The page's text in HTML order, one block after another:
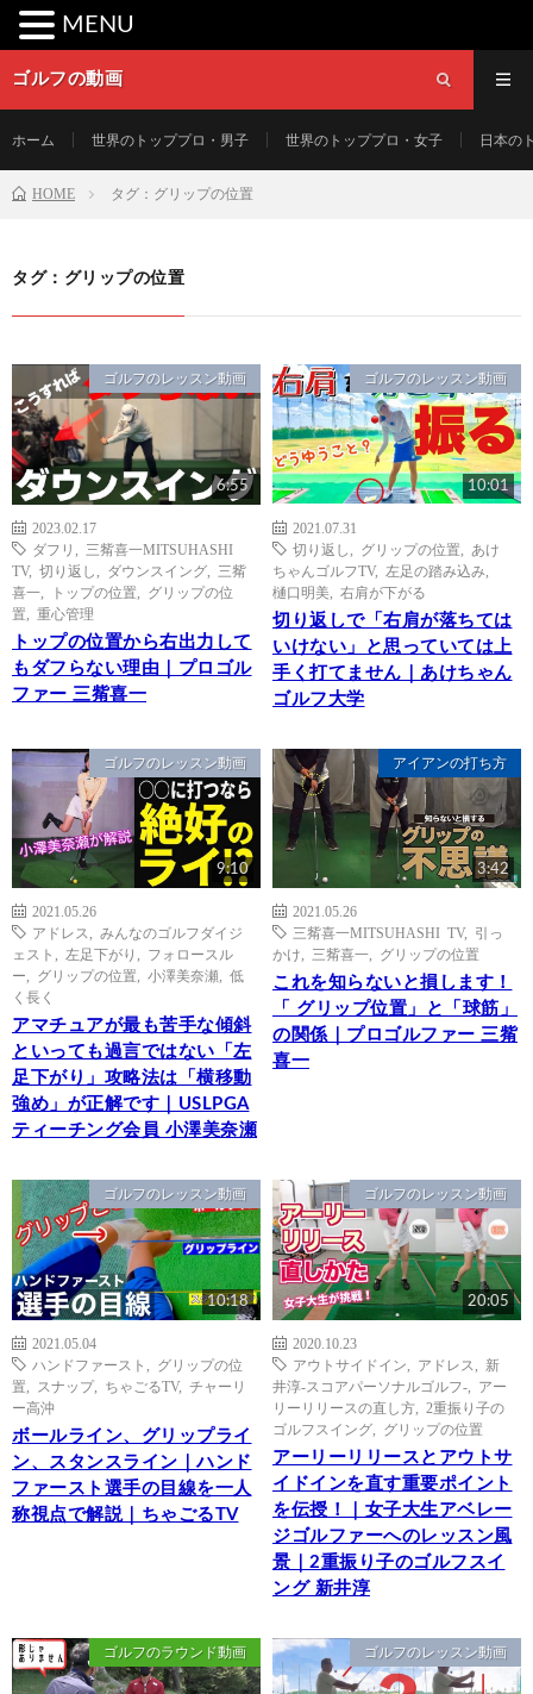
ゴルフの動画
ホーム 世界のトッププロ・男子 世界のトッププロ・女子 日本の
HOME タグ：グリップの位置
タグ：グリップの位置
ゴルフのレッスン動画
6:55
2023.02.17
ダフリ
三觜喜一MITSUHASHI
TV, 切り返し ダウンスイング
三觜
喜一
トップの位置
グリップの位
置
重心管理
トップの位置から右出力して
もダフらない理由｜プロゴル
ファー 三觜喜一
ゴルフのレッスン動画
10:01
2021.07.31
切り返し
グリップの位置
あけ
ちゃんゴルフTV, 左足の踏み込み
樋口明美
右肩が下がる
切り返しで「右肩が落ちては
いけない」と思っていては上
手く打てません｜あけちゃん
ゴルフ大学
ゴルフのレッスン動画
9:10
2021.05.26
アドレス
みんなのゴルフダイジ
ェスト
左足下がり
フォロースル
ー
グリップの位置 小澤美奈瀬
低
く長く
アマチュアが最も苦手な傾斜
といっても過言ではない「左
足下がり」攻略法は「横移動
強め」が正解です｜USLPGA
ティーチング会員 小澤美奈瀬
アイアンの打ち方
3:42
2021.05.26
三觜喜一MITSUHASHI TV, 引っ
かけ
三觜喜一 グリップの位置
これを知らないと損します！
「 グリップ位置」と「球筋」
の関係｜プロゴルファー 三觜
喜一
ゴルフのレッスン動画
10:18
2021.05.04
ハンドファースト
グリップの位
置
スナップ, ちゃごるTV, チャーリ
ー高沖
ボールライン、グリップライ
ン、スタンスライン｜ハンド
ファースト選手の目線を一人
称視点で解説｜ちゃごるTV
ゴルフのレッスン動画
20:05
2020.10.23
アウトサイドイン
アドレス
新
井淳-スコアパーソナルゴルフ-
アー
リーリリースの直し方
2重振り子の
ゴルフスイング
グリップの位置
アーリーリリースとアウトサ
イドインを直す重要ポイント
を伝授！｜女子大生アベレー
ジゴルファーへのレッスン風
景｜2重振り子のゴルフスイ
ング 新井淳
ゴルフのラウンド動画 ゴルフのレッスン動画
MENU